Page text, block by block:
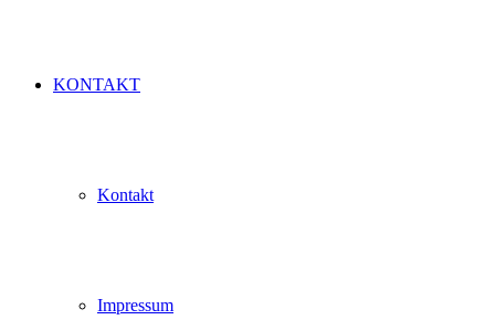
KONTAKT
Kontakt
Impressum